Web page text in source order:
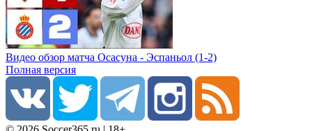
Видео обзор матча Осасуна - Эспаньол (1-2)
Полная версия